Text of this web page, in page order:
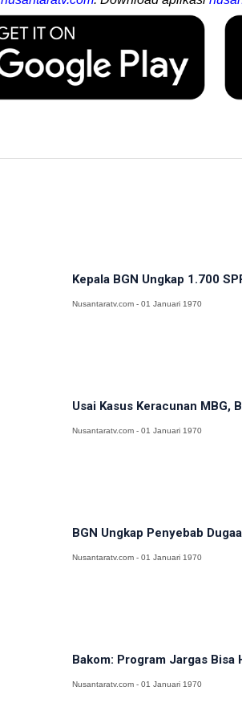
Kepala BGN Ungkap 1.700
Nusantaratv.com - 01 Januari 1970
Usai Kasus Keracunan MBG,
Nusantaratv.com - 01 Januari 1970
BGN Ungkap Penyebab
Nusantaratv.com - 01 Januari 1970
Bakom: Program Jargas Bisa
Nusantaratv.com - 01 Januari 1970